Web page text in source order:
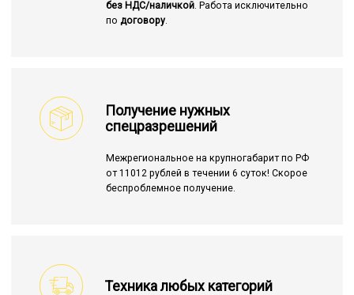
без НДС/наличкой. Работа исключительно
по договору.
Получение нужных
спецразрешений
Межрегиональное на крупногабарит по РФ
от 11012 рублей в течении 6 суток! Скорое
беспроблемное получение.
Техника любых категорий